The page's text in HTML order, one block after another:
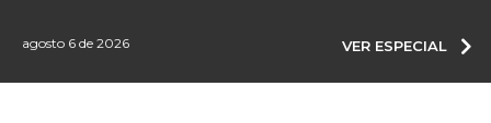
agosto 6 de 2026 VER ESPECIAL